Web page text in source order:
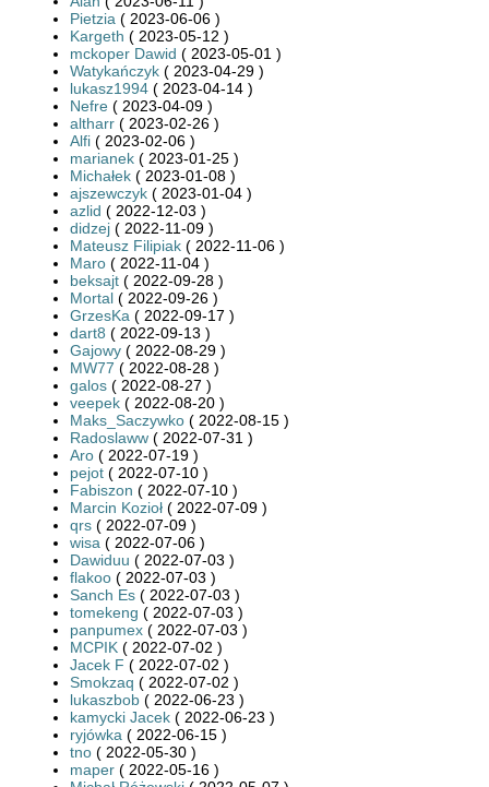
Pietzia ( 2023-06-06 )
Kargeth ( 2023-05-12 )
mckoper Dawid ( 2023-05-01 )
Watykańczyk ( 2023-04-29 )
lukasz1994 ( 2023-04-14 )
Nefre ( 2023-04-09 )
altharr ( 2023-02-26 )
Alfi ( 2023-02-06 )
marianek ( 2023-01-25 )
Michałek ( 2023-01-08 )
ajszewczyk ( 2023-01-04 )
azlid ( 2022-12-03 )
didzej ( 2022-11-09 )
Mateusz Filipiak ( 2022-11-06 )
Maro ( 2022-11-04 )
beksajt ( 2022-09-28 )
Mortal ( 2022-09-26 )
GrzesKa ( 2022-09-17 )
dart8 ( 2022-09-13 )
Gajowy ( 2022-08-29 )
MW77 ( 2022-08-28 )
galos ( 2022-08-27 )
veepek ( 2022-08-20 )
Maks_Saczywko ( 2022-08-15 )
Radoslaww ( 2022-07-31 )
Aro ( 2022-07-19 )
pejot ( 2022-07-10 )
Fabiszon ( 2022-07-10 )
Marcin Kozioł ( 2022-07-09 )
qrs ( 2022-07-09 )
wisa ( 2022-07-06 )
Dawiduu ( 2022-07-03 )
flakoo ( 2022-07-03 )
Sanch Es ( 2022-07-03 )
tomekeng ( 2022-07-03 )
panpumex ( 2022-07-03 )
MCPIK ( 2022-07-02 )
Jacek F ( 2022-07-02 )
Smokzaq ( 2022-07-02 )
lukaszbob ( 2022-06-23 )
kamycki Jacek ( 2022-06-23 )
ryjówka ( 2022-06-15 )
tno ( 2022-05-30 )
maper ( 2022-05-16 )